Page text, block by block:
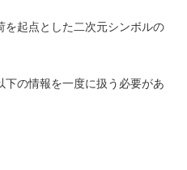
を起点とした二次元シンボルの
下の情報を一度に扱う必要があ